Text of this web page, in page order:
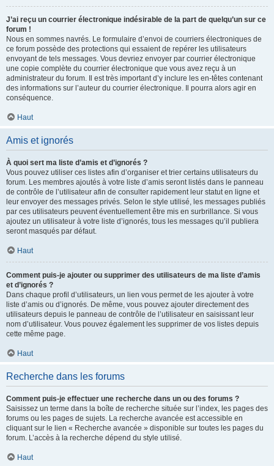
J’ai reçu un courrier électronique indésirable de la part de quelqu’un sur ce
forum !
Nous en sommes navrés. Le formulaire d’envoi de courriers électroniques de
ce forum possède des protections qui essaient de repérer les utilisateurs
envoyant de tels messages. Vous devriez envoyer par courrier électronique
une copie complète du courrier électronique que vous avez reçu à un
administrateur du forum. Il est très important d’y inclure les en-têtes contenant
des informations sur l’auteur du courrier électronique. Il pourra alors agir en
conséquence.
Haut
Amis et ignorés
À quoi sert ma liste d’amis et d’ignorés ?
Vous pouvez utiliser ces listes afin d’organiser et trier certains utilisateurs du
forum. Les membres ajoutés à votre liste d’amis seront listés dans le panneau
de contrôle de l’utilisateur afin de consulter rapidement leur statut en ligne et
leur envoyer des messages privés. Selon le style utilisé, les messages publiés
par ces utilisateurs peuvent éventuellement être mis en surbrillance. Si vous
ajoutez un utilisateur à votre liste d’ignorés, tous les messages qu’il publiera
seront masqués par défaut.
Haut
Comment puis-je ajouter ou supprimer des utilisateurs de ma liste d’amis
et d’ignorés ?
Dans chaque profil d’utilisateurs, un lien vous permet de les ajouter à votre
liste d’amis ou d’ignorés. De même, vous pouvez ajouter directement des
utilisateurs depuis le panneau de contrôle de l’utilisateur en saisissant leur
nom d’utilisateur. Vous pouvez également les supprimer de vos listes depuis
cette même page.
Haut
Recherche dans les forums
Comment puis-je effectuer une recherche dans un ou des forums ?
Saisissez un terme dans la boîte de recherche située sur l’index, les pages des
forums ou les pages de sujets. La recherche avancée est accessible en
cliquant sur le lien « Recherche avancée » disponible sur toutes les pages du
forum. L’accès à la recherche dépend du style utilisé.
Haut